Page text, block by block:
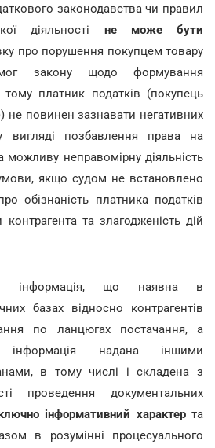
законодавства чи правил
діяльності не може бути
про порушення покупцем товару
закону щодо формування
тому платник податків (покупець
не повинен зазнавати негативних
вигляді позбавлення права на
можливу неправомірну діяльність
якщо судом не встановлено
обізнаність платника податків
та злагодженість дій
інформація, що наявна в
базах відносно контрагентів
по ланцюгах постачання, а
надана іншими
в тому числі і складена з
проведення документальних
інформативний характерта
в розумінні процесуального